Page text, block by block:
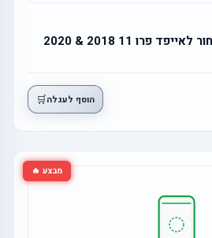
הוסף לעגלה🛒
מבצע 🔥